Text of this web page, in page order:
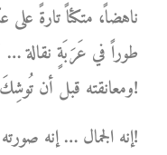
ناهضاً، متكئاً تارةً
طوراً في عَرَبَةٍ نقالة …
ومعانقته قبل أن تُوشِكَ شمسه على الغياب ؟!
إنه الجمال … إنه صورته المثلى … إنَّه الفن . . . الفن لا غير!